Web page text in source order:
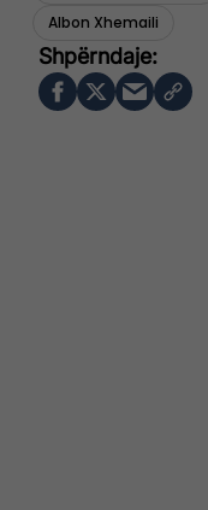
Albon Xhemaili